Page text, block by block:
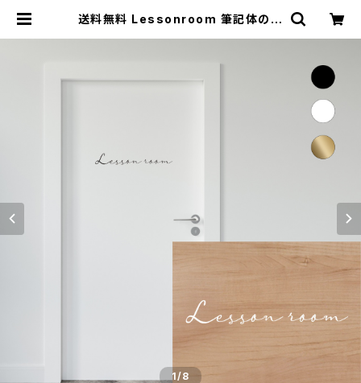
送料無料 Lessonroom 筆記体のお
1/8